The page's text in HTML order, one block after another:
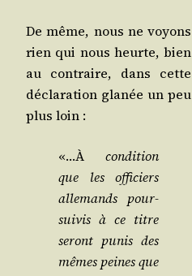
De même, nous ne voyons
rien qui nous heurte, bien
au contraire, dans cette
décla­ra­tion gla­née un peu
plus loin :
«…À condi­tion
que les offi­ciers
alle­mands pour­
sui­vis à ce titre
seront punis des
mêmes peines que